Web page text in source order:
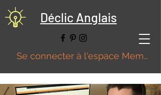
Déclic Anglais
Se connecter à l'espace Membre